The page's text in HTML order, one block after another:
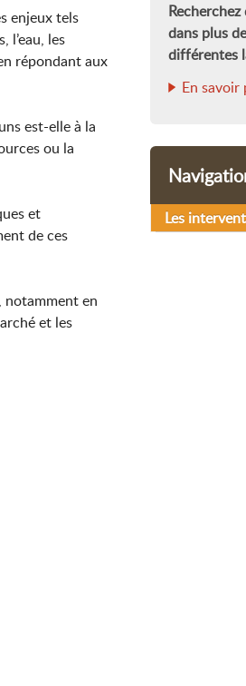
enjeux tels
l’eau, les
répondant aux
est-elle à la
ou la
et
de ces
notamment en
et les
dans plus
différentes
En savoir
Les